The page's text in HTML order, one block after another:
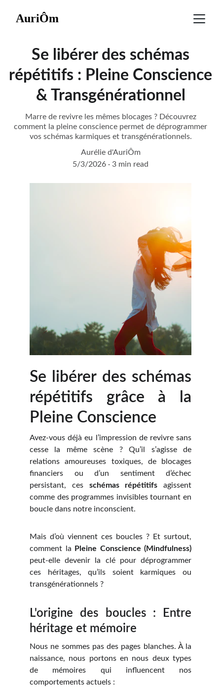
AuriÔm
Se libérer des schémas
répétitifs : Pleine Conscience
& Transgénérationnel
Marre de revivre les mêmes blocages ? Découvrez
comment la pleine conscience permet de déprogrammer
vos schémas karmiques et transgénérationnels.
Aurélie d'AuriÔm
5/3/2026
3 min read
Se libérer des schémas
répétitifs grâce à la
Pleine Conscience
Avez-vous déjà eu l’impression de revivre sans
cesse la même scène ? Qu’il s’agisse de
relations amoureuses toxiques, de blocages
financiers ou d’un sentiment d’échec
persistant, ces schémas répétitifs agissent
comme des programmes invisibles tournant en
boucle dans notre inconscient.
Mais d’où viennent ces boucles ? Et surtout,
comment la
Pleine Conscience (Mindfulness)
peut-elle devenir la clé pour déprogrammer
ces héritages, qu’ils soient karmiques ou
transgénérationnels ?
L'origine des boucles : Entre
héritage et mémoire
Nous ne sommes pas des pages blanches. À la
naissance, nous portons en nous deux types
de mémoires qui influencent nos
comportements actuels :